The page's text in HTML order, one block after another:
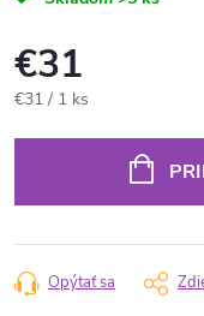
€31
Jednotková
€31 / 1 ks
Opýtať sa